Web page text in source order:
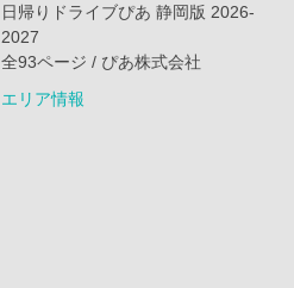
日帰りドライブぴあ 静岡版 2026-
2027
全93ページ / ぴあ株式会社
エリア情報